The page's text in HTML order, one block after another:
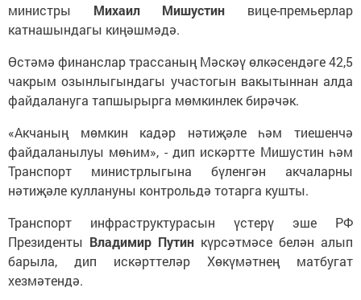
министры Михаил Мишустин вице-премьерлар
катнашындагы киңәшмәдә.
Өстәмә финанслар трассаның Мәскәү өлкәсендәге 42,5
чакрым озынлыгындагы участогын вакытыннан алда
файдалануга тапшырырга мөмкинлек бирәчәк.
«Акчаның мөмкин кадәр нәтиҗәле һәм тиешенчә
файдаланылуы мөһим», - дип искәртте Мишустин һәм
Транспорт министрлыгына бүленгән акчаларны
нәтиҗәле куллануны контрольдә тотарга кушты.
Транспорт инфраструктурасын үстерү эше РФ
Президенты Владимир Путин күрсәтмәсе белән алып
барыла, дип искәрттеләр Хөкүмәтнең матбугат
хезмәтендә.